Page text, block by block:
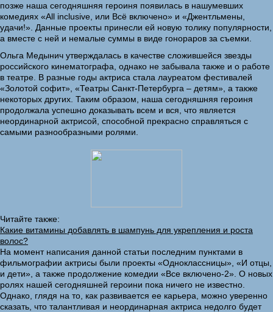
позже наша сегодняшняя героиня появилась в нашумевших
комедиях «All inclusive, или Всё включено» и «Джентльмены,
удачи!». Данные проекты принесли ей новую толику популярности,
а вместе с ней и немалые суммы в виде гонораров за съемки.
Ольга Медынич утверждалась в качестве сложившейся звезды
российского кинематографа, однако не забывала также и о работе
в театре. В разные годы актриса стала лауреатом фестивалей
«Золотой софит», «Театры Санкт-Петербурга – детям», а также
некоторых других. Таким образом, наша сегодняшняя героиня
продолжала успешно доказывать всем и вся, что является
неординарной актрисой, способной прекрасно справляться с
самыми разнообразными ролями.
Читайте также:
Какие витамины добавлять в шампунь для укрепления и роста
волос?
На момент написания данной статьи последним пунктами в
фильмографии актрисы были проекты «Одноклассницы», «И отцы,
и дети», а также продолжение комедии «Все включено-2». О новых
ролях нашей сегодняшней героини пока ничего не известно.
Однако, глядя на то, как развивается ее карьера, можно уверенно
сказать, что талантливая и неординарная актриса недолго будет